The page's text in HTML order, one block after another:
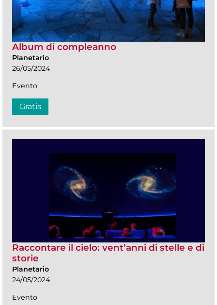
Album di compleanno
Planetario
26/05/2024
Evento
Gratis
Raccontare il cielo: vent’anni di stelle e di
storie
Planetario
24/05/2024
Evento